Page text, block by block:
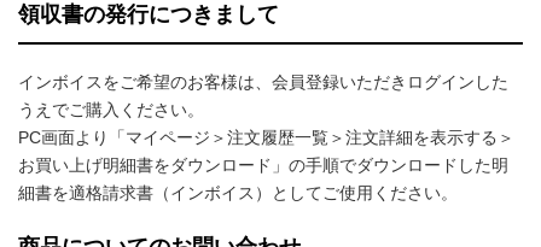
領収書の発行につきまして
インボイスをご希望のお客様は、会員登録いただきログインした
うえでご購入ください。
PC画面より「マイページ＞注文履歴一覧＞注文詳細を表示する＞
お買い上げ明細書をダウンロード」の手順でダウンロードした明
細書を適格請求書（インボイス）としてご使用ください。